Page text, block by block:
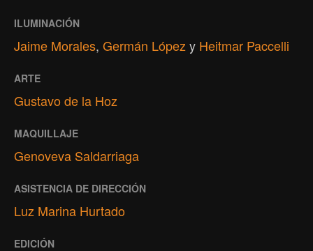
ILUMINACIÓN
Jaime Morales, Germán López y Heitmar Paccelli
ARTE
Gustavo de la Hoz
MAQUILLAJE
Genoveva Saldarriaga
ASISTENCIA DE DIRECCIÓN
Luz Marina Hurtado
EDICIÓN